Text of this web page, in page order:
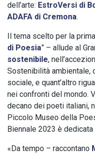
dell’arte: EstroVersi di
ADAFA di Cremona.
Il tema scelto per la
di Poesia” – allude al
sostenibile,
Sostenibilità ambientale,
sociale, e quant’altro
nei confronti del mondo.
decano dei poeti italiani,
Piccolo Museo della
Biennale 2023 è
«Da tempo – raccontano